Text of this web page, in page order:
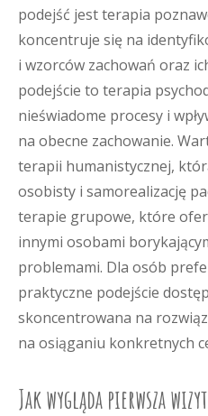
podejść jest terapia
koncentruje się na
i wzorców zachowań oraz
podejście to terapia
nieświadome procesy i
na obecne zachowanie.
terapii humanistycznej,
osobisty i samorealizację
terapie grupowe, które
innymi osobami
problemami. Dla osób
praktyczne podejście
skoncentrowana na
na osiąganiu konkretnych
Jak wygląda pierwsza